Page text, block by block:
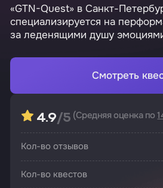
«GTN-Quest» в Санкт-
специализируется на
за леденящими душу
Смотреть
4.9/5 (Средняя оценка по
Кол-во отзывов
Кол-во квестов